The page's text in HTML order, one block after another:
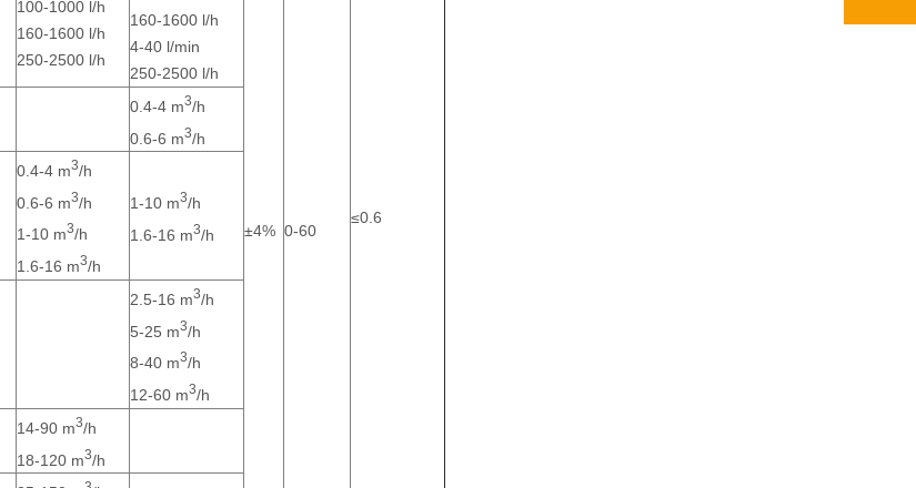
±4% 0-60
≤0.6
100-1000 l/h
160-1600 l/h
250-2500 l/h
160-1600 l/h
4-40 l/min
250-2500 l/h
0.4-4 m3/h
0.6-6 m3/h
0.4-4 m3/h
0.6-6 m3/h
1-10 m3/h
1.6-16 m3/h
1-10 m3/h
1.6-16 m3/h
2.5-16 m3/h
5-25 m3/h
8-40 m3/h
12-60 m3/h
14-90 m3/h
18-120 m3/h